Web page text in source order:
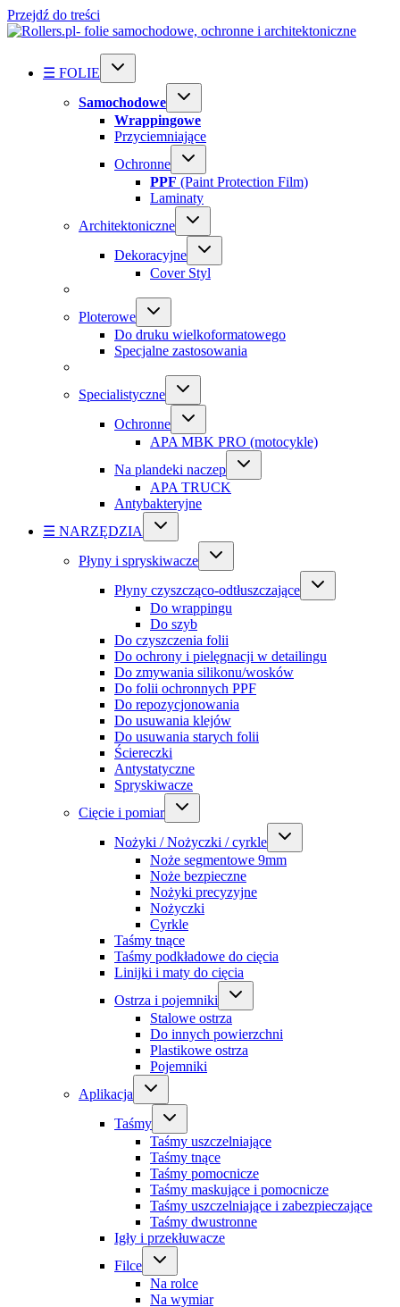
Przejdź do treści
☰ FOLIE
Samochodowe
Wrappingowe
Przyciemniające
Ochronne
PPF (Paint Protection Film)
Laminaty
Architektoniczne
Dekoracyjne
Cover Styl
Ploterowe
Do druku wielkoformatowego
Specjalne zastosowania
Specialistyczne
Ochronne
APA MBK PRO (motocykle)
Na plandeki naczep
APA TRUCK
Antybakteryjne
☰ NARZĘDZIA
Płyny i spryskiwacze
Płyny czyszcząco-odtłuszczające
Do wrappingu
Do szyb
Do czyszczenia folii
Do ochrony i pielęgnacji w detailingu
Do zmywania silikonu/wosków
Do folii ochronnych PPF
Do repozycjonowania
Do usuwania klejów
Do usuwania starych folii
Ściereczki
Antystatyczne
Spryskiwacze
Cięcie i pomiar
Nożyki / Nożyczki / cyrkle
Noże segmentowe 9mm
Noże bezpieczne
Nożyki precyzyjne
Nożyczki
Cyrkle
Taśmy tnące
Taśmy podkładowe do cięcia
Linijki i maty do cięcia
Ostrza i pojemniki
Stalowe ostrza
Do innych powierzchni
Plastikowe ostrza
Pojemniki
Aplikacja
Taśmy
Taśmy uszczelniające
Taśmy tnące
Taśmy pomocnicze
Taśmy maskujące i pomocnicze
Taśmy uszczelniające i zabezpieczające
Taśmy dwustronne
Igły i przekłuwacze
Filce
Na rolce
Na wymiar